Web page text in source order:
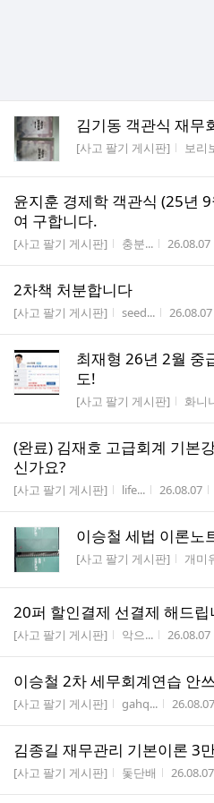
김기동 객관식 재무
게시판명
[사고 팔기 게시판] 작성
보리
윤지훈 경제학 객관식 (25년
여 구합니다.
게시판명
[사고 팔기 게시판] 작성자
충분... 작성시간
26.08.07
2차책 처분합니다
게시판명
[사고 팔기 게시판] 작성자
seed... 작성시간
26.08.07
최재형 26년 2월 중
도!
게시판명
[사고 팔기 게시판] 작성
화니
(완료) 김재호 고급회계 기본
신가요?
게시판명
[사고 팔기 게시판] 작성자
life... 작성시간
26.08.07
이승철 세법 이론노
게시판명
[사고 팔기 게시판] 작성
개미
20퍼 할인결제 선결제 해드립
게시판명
[사고 팔기 게시판] 작성자
악으... 작성시간
26.08.07
이승철 2차 세무회계연습 안
게시판명
[사고 팔기 게시판] 작성자
gahq... 작성시간
26.08.07
김종길 재무관리 기본이론 3
게시판명
[사고 팔기 게시판] 작성자
돛단배 작성시간
26.08.07